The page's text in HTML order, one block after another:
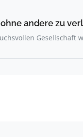
andere zu
Gesellschaft